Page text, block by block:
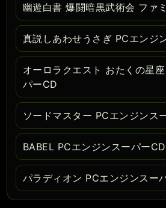
幽遊白書 爆闘暗黒武術会 ファ
真説しあわせうさぎ PCエンジ
オーロラクエスト おたくの星
パーCD
ソードマスター PCエンジンス
BABEL PCエンジンスーパーCD
パラディオン PCエンジンスー